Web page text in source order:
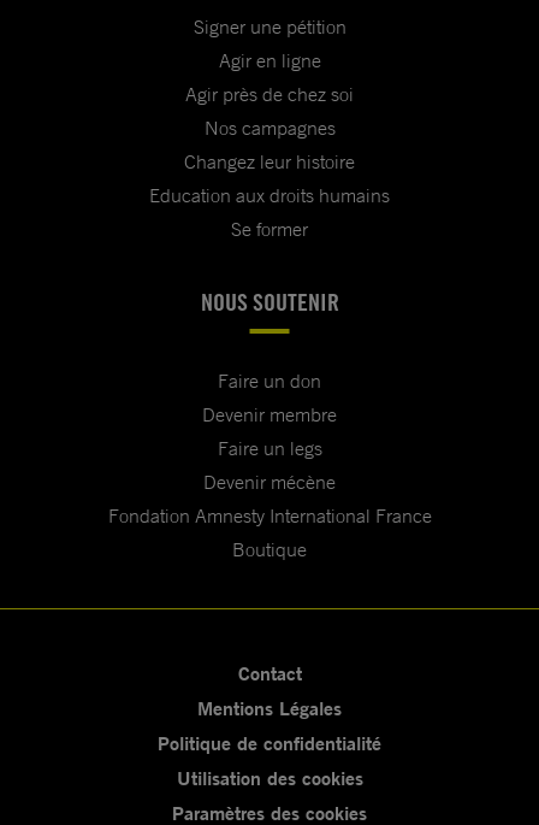
Signer une pétition
Agir en ligne
Agir près de chez soi
Nos campagnes
Changez leur histoire
Education aux droits humains
Se former
NOUS SOUTENIR
Faire un don
Devenir membre
Faire un legs
Devenir mécène
Fondation Amnesty International France
Boutique
Contact
Mentions Légales
Politique de confidentialité
Utilisation des cookies
Paramètres des cookies